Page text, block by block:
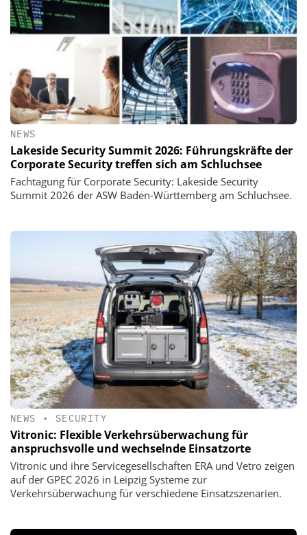
NEWS
Lakeside Security Summit 2026: Führungskräfte der
Corporate Security treffen sich am Schluchsee
Fachtagung für Corporate Security: Lakeside Security
Summit 2026 der ASW Baden‑Württemberg am Schluchsee.
NEWS • SECURITY
Vitronic: Flexible Verkehrsüberwachung für
anspruchsvolle und wechselnde Einsatzorte
Vitronic und ihre Servicegesellschaften ERA und Vetro zeigen
auf der GPEC 2026 in Leipzig Systeme zur
Verkehrsüberwachung für verschiedene Einsatzszenarien.